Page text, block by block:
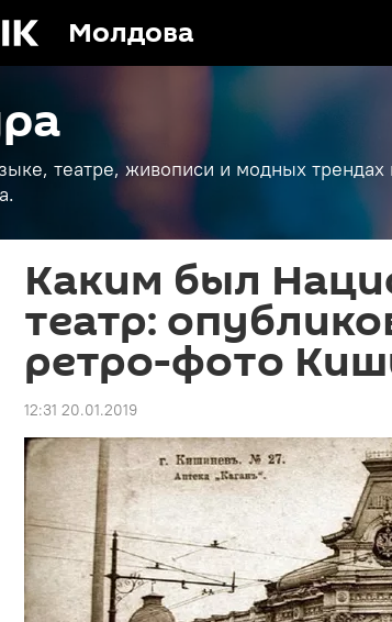
Молдова
театре, живописи и модных
Каким был
театр:
ретро-фото
12:31 20.01.2019